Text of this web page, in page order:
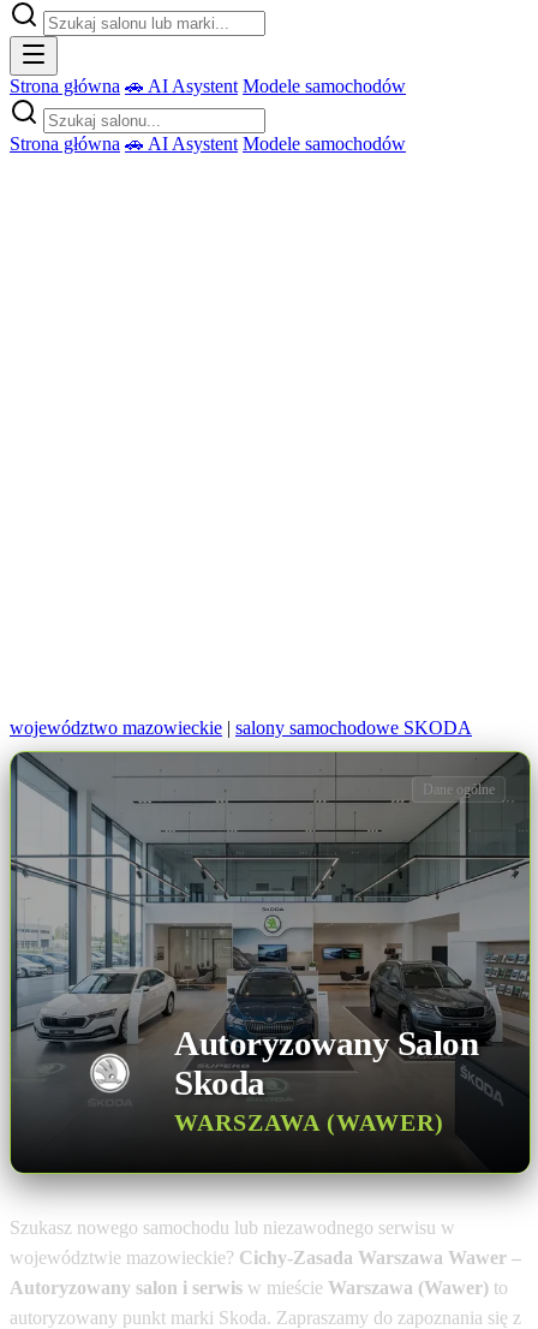
Strona główna 🚗 AI Asystent Modele samochodów
Strona główna 🚗 AI Asystent Modele samochodów
województwo mazowieckie | salony samochodowe SKODA
Autoryzowany Salon
Skoda
WARSZAWA (WAWER)
Dane ogólne
Szukasz nowego samochodu lub niezawodnego serwisu w
województwie mazowieckie? Cichy-Zasada Warszawa Wawer –
Autoryzowany salon i serwis w mieście Warszawa (Wawer) to
autoryzowany punkt marki Skoda. Zapraszamy do zapoznania się z